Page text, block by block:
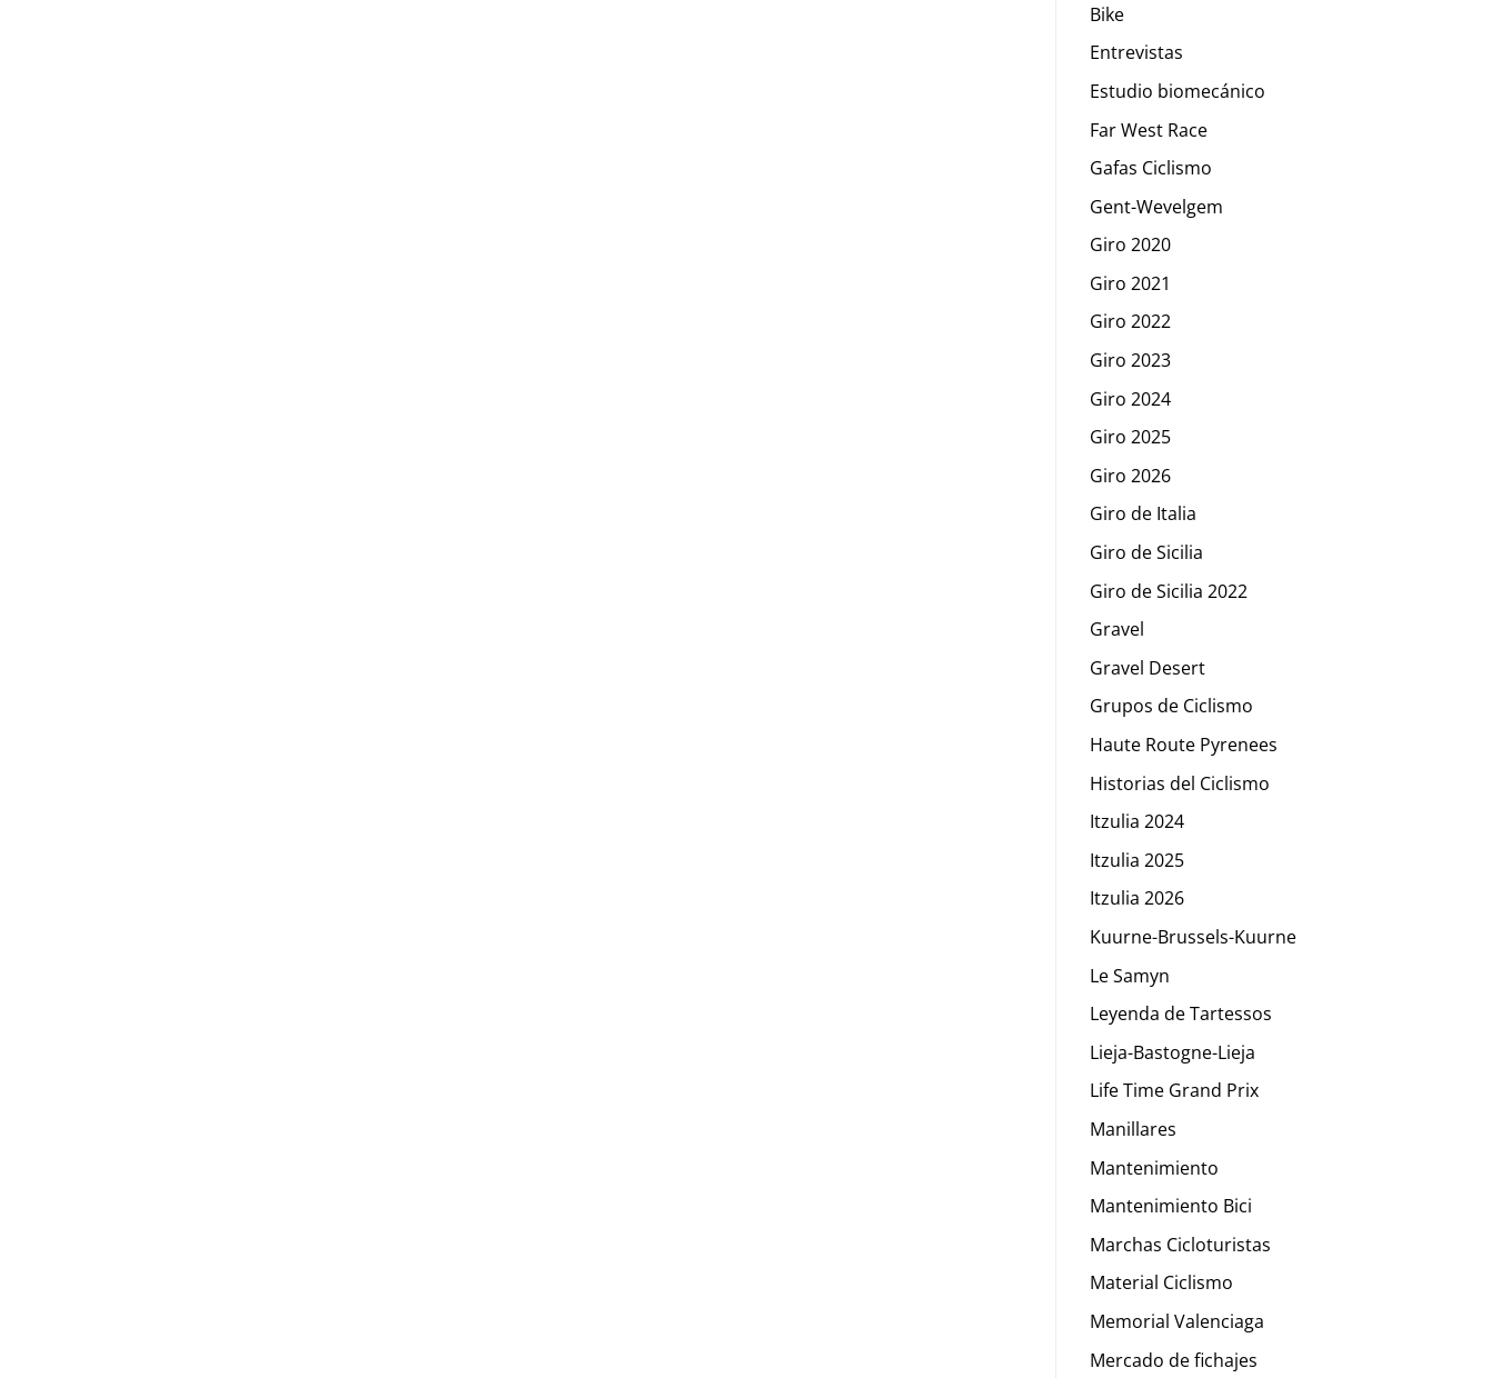
Bike
Entrevistas
Estudio biomecánico
Far West Race
Gafas Ciclismo
Gent-Wevelgem
Giro 2020
Giro 2021
Giro 2022
Giro 2023
Giro 2024
Giro 2025
Giro 2026
Giro de Italia
Giro de Sicilia
Giro de Sicilia 2022
Gravel
Gravel Desert
Grupos de Ciclismo
Haute Route Pyrenees
Historias del Ciclismo
Itzulia 2024
Itzulia 2025
Itzulia 2026
Kuurne-Brussels-Kuurne
Le Samyn
Leyenda de Tartessos
Lieja-Bastogne-Lieja
Life Time Grand Prix
Manillares
Mantenimiento
Mantenimiento Bici
Marchas Cicloturistas
Material Ciclismo
Memorial Valenciaga
Mercado de fichajes